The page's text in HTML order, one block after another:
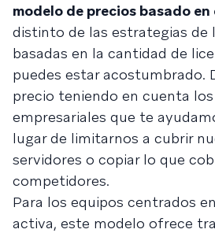
modelo de precios basado en
distinto de las estrategias de
basadas en la cantidad de
puedes estar acostumbrado.
precio teniendo en cuenta
empresariales que te
lugar de limitarnos a cubrir
servidores o copiar lo que
competidores.
Para los equipos centrados
activa, este modelo ofrece